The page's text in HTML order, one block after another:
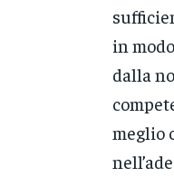
in
dalla
meglio